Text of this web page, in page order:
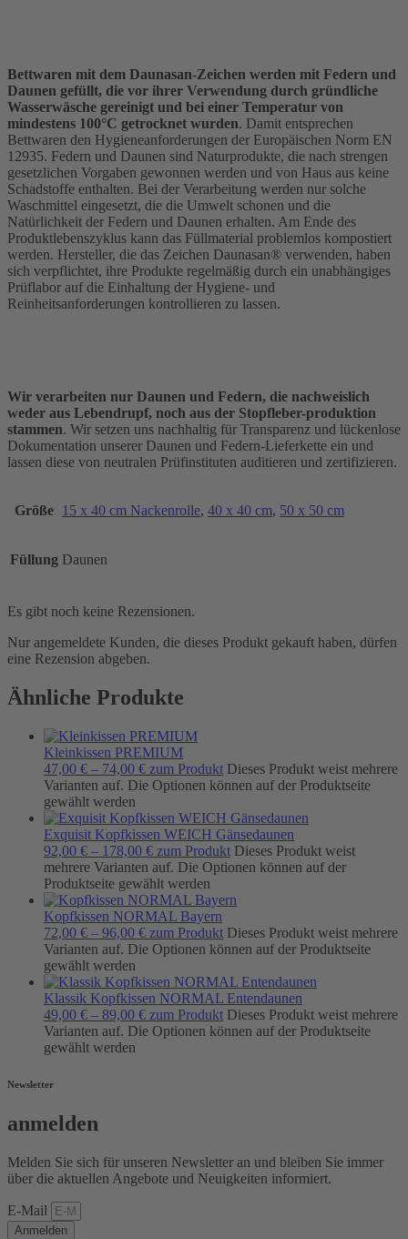
Bettwaren mit dem Daunasan-Zeichen werden mit Federn und
Daunen gefüllt, die vor ihrer Verwendung durch gründliche
Wasserwäsche gereinigt und bei einer Temperatur von
mindestens 100°C getrocknet wurden. Damit entsprechen
Bettwaren den Hygieneanforderungen der Europäischen Norm EN
12935. Federn und Daunen sind Naturprodukte, die nach strengen
gesetzlichen Vorgaben gewonnen werden und von Haus aus keine
Schadstoffe enthalten. Bei der Verarbeitung werden nur solche
Waschmittel eingesetzt, die die Umwelt schonen und die
Natürlichkeit der Federn und Daunen erhalten. Am Ende des
Produktlebenszyklus kann das Füllmaterial problemlos kompostiert
werden. Hersteller, die das Zeichen Daunasan® verwenden, haben
sich verpflichtet, ihre Produkte regelmäßig durch ein unabhängiges
Prüflabor auf die Einhaltung der Hygiene- und
Reinheitsanforderungen kontrollieren zu lassen.
Wir verarbeiten nur Daunen und Federn, die nachweislich
weder aus Lebendrupf, noch aus der Stopfleber-produktion
stammen. Wir setzen uns nachhaltig für Transparenz und lückenlose
Dokumentation unserer Daunen und Federn-Lieferkette ein und
lassen diese von neutralen Prüfinstituten auditieren und zertifizieren.
Größe 15 x 40 cm Nackenrolle, 40 x 40 cm, 50 x 50 cm
Füllung Daunen
Es gibt noch keine Rezensionen.
Nur angemeldete Kunden, die dieses Produkt gekauft haben, dürfen
eine Rezension abgeben.
Ähnliche Produkte
Kleinkissen PREMIUM
47,00 € – 74,00 € zum Produkt Dieses Produkt weist mehrere
Varianten auf. Die Optionen können auf der Produktseite
gewählt werden
Exquisit Kopfkissen WEICH Gänsedaunen
92,00 € – 178,00 € zum Produkt Dieses Produkt weist
mehrere Varianten auf. Die Optionen können auf der
Produktseite gewählt werden
Kopfkissen NORMAL Bayern
72,00 € – 96,00 € zum Produkt Dieses Produkt weist mehrere
Varianten auf. Die Optionen können auf der Produktseite
gewählt werden
Klassik Kopfkissen NORMAL Entendaunen
49,00 € – 89,00 € zum Produkt Dieses Produkt weist mehrere
Varianten auf. Die Optionen können auf der Produktseite
gewählt werden
Newsletter
anmelden
Melden Sie sich für unseren Newsletter an und bleiben Sie immer
über die aktuellen Angebote und Neuigkeiten informiert.
E-Mail
Anmelden